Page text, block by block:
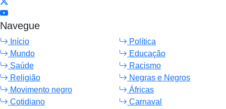
Navegue
Início
Política
Mundo
Educação
Saúde
Racismo
Religião
Negras e Negros
Movimento negro
Áfricas
Cotidiano
Carnaval